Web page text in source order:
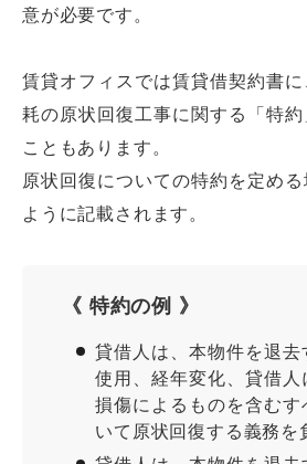
意が必要です。
賃貸オフィスでは賃貸借契約書
耗の原状回復工事に関する「特
こともあります。
原状回復についての特約を定め
ように記載されます。
《 特約の例 》
貸借人は、本物件を退去
使用、経年変化、貸借
損傷によるものを含む
いて原状回復する義務を